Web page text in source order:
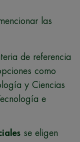
las
de referencia
como
y Ciencias
e
se eligen